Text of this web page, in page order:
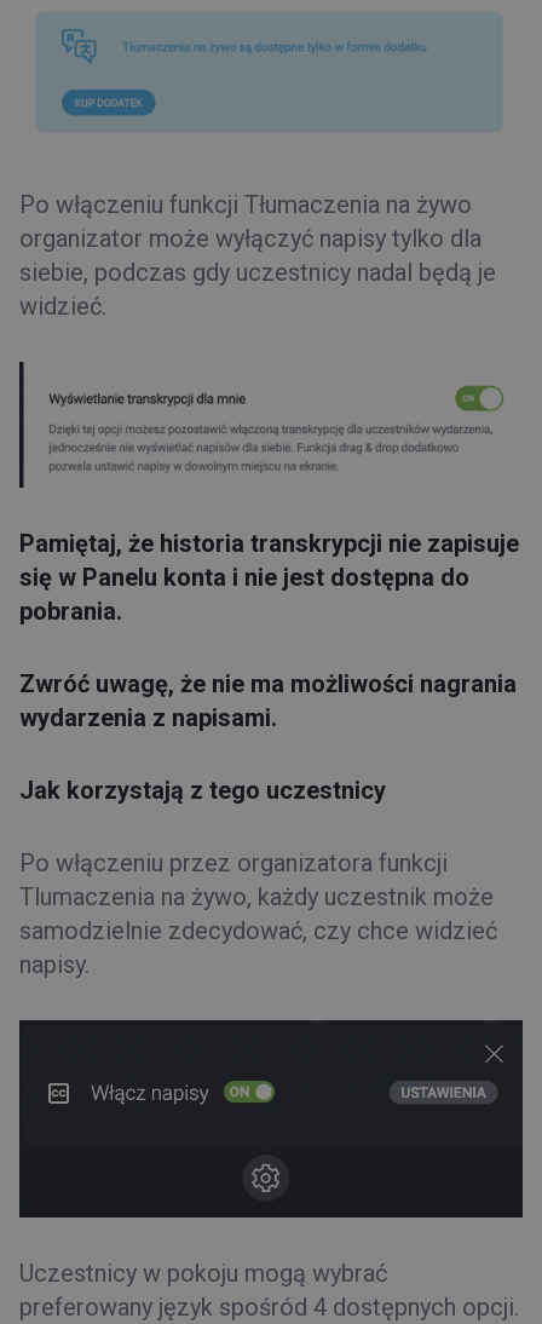
Po włączeniu funkcji Tłumaczenia na żywo
organizator może wyłączyć napisy tylko dla
siebie, podczas gdy uczestnicy nadal będą je
widzieć.
Pamiętaj, że historia transkrypcji nie zapisuje
się w Panelu konta i nie jest dostępna do
pobrania.
Zwróć uwagę, że nie ma możliwości nagrania
wydarzenia z napisami.
Jak korzystają z tego uczestnicy
Po włączeniu przez organizatora funkcji
Tlumaczenia na żywo, każdy uczestnik może
samodzielnie zdecydować, czy chce widzieć
napisy.
Uczestnicy w pokoju mogą wybrać
preferowany język spośród 4 dostępnych opcji.